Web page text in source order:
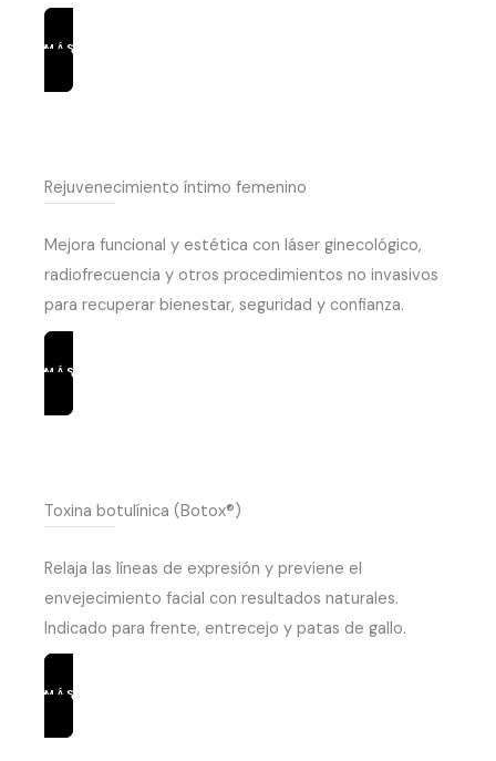
MÁS INFORMACIÓN
Rejuvenecimiento íntimo femenino
Mejora funcional y estética con láser ginecológico,
radiofrecuencia y otros procedimientos no invasivos
para recuperar bienestar, seguridad y confianza.
MÁS INFORMACIÓN
Toxina botulínica (Botox®)
Relaja las líneas de expresión y previene el
envejecimiento facial con resultados naturales.
Indicado para frente, entrecejo y patas de gallo.
MÁS INFORMACIÓN